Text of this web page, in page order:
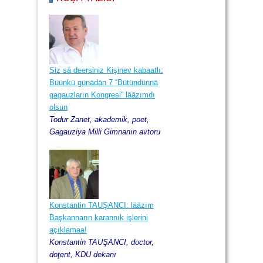
2013, Kirez ay, 29
Siz sä deersiniz Kişinev kabaatlı:
Büünkü günädän 7 “Bütündünnä
gagauzların Kongresi” lääzımdı
olsun
Todur Zanet, akademik, poet,
Gagauziya Milli Gimnanın avtoru
Konstantin TAUŞANCI: lääzım
Başkannarın karannık işlerini
açıklamaa!
Konstantin TAUŞANCI, doctor,
doţent, KDU dekanı